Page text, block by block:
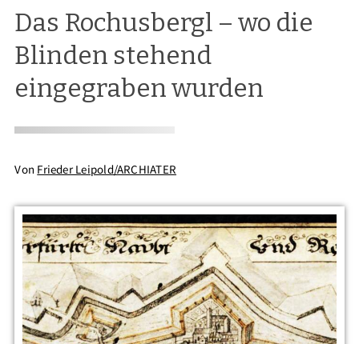
Das Rochusbergl – wo die
Blinden stehend
eingegraben wurden
Von Frieder Leipold/ARCHIATER